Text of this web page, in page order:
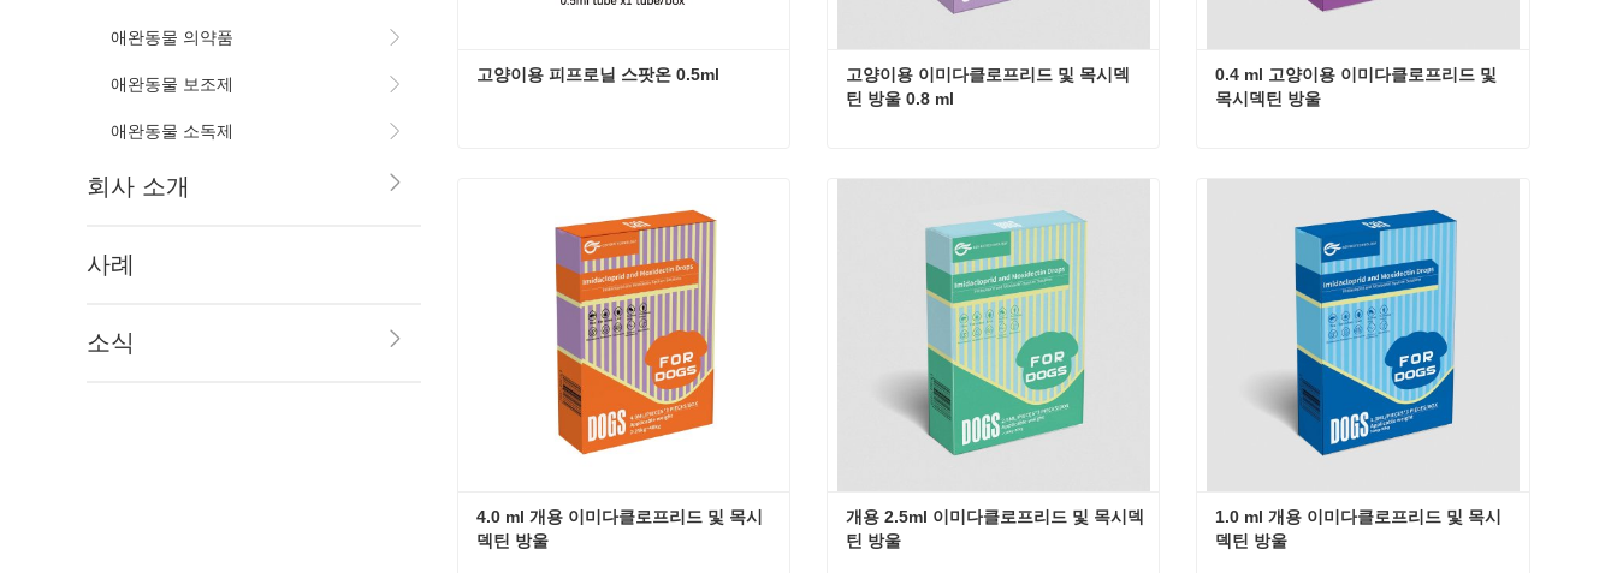
애완동물 의약품
애완동물 보조제
애완동물 소독제
회사 소개
사례
소식
고양이용 피프로닐 스팟온 0.5ml
고양이용 이미다클로프리드 및 목시덱
틴 방울 0.8 ml
고양이용 이미다클로프리드 및 목시덱틴 방울 0.8 ml
0.4 ml 고양이용 이미다클로프리드 및
목시덱틴 방울
0.4 ml 고양이용 이미다클로프리드 및 목시덱틴 방울
4.0 ml 개용 이미다클로프리드 및 목시
덱틴 방울
개용 2.5ml 이미다클로프리드 및 목시덱
틴 방울
1.0 ml 개용 이미다클로프리드 및 목시
덱틴 방울